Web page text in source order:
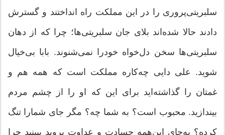
سلبریتی‌پروری را در این مملکت راه انداختند و گسترش
دادند حالا شده‌اند بلای جان سلبریتی‌ها؛ چرا که از دهان
سلبریتی‌ها سخن دل‌خواه خودرا نمی‌شنوند. بابا بی‌خیال
شوید. علی دایی چه‌کاره مملکت است که همه هم و
غمتان را گذاشته‌اید برای این که او را از چشم مردم
بیندازید. محبوب است؟ به شما چه؟ مگر جای شمارا تنگ
کرده؟ به‌جای این‌همه حسادت و عداوت بروید ببینید چرا